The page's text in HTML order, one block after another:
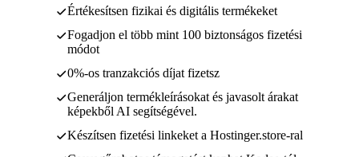
Értékesítsen fizikai és digitális termékeket
Fogadjon el több mint 100 biztonságos fizetési
módot
0%-os tranzakciós díjat fizetsz
Generáljon termékleírásokat és javasolt árakat
képekből AI segítségével.
Készítsen fizetési linkeket a Hostinger.store-ral